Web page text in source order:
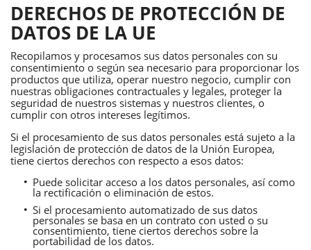
DERECHOS DE PROTECCIÓN DE
DATOS DE LA UE
Recopilamos y procesamos sus datos personales con su
consentimiento o según sea necesario para proporcionar los
productos que utiliza, operar nuestro negocio, cumplir con
nuestras obligaciones contractuales y legales, proteger la
seguridad de nuestros sistemas y nuestros clientes, o
cumplir con otros intereses legítimos.
Si el procesamiento de sus datos personales está sujeto a la
legislación de protección de datos de la Unión Europea,
tiene ciertos derechos con respecto a esos datos:
Puede solicitar acceso a los datos personales, así como
la rectificación o eliminación de estos.
Si el procesamiento automatizado de sus datos
personales se basa en un contrato con usted o su
consentimiento, tiene ciertos derechos sobre la
portabilidad de los datos.